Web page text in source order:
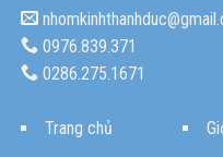
0976.839.371
0286.275.1671
Trang chủ